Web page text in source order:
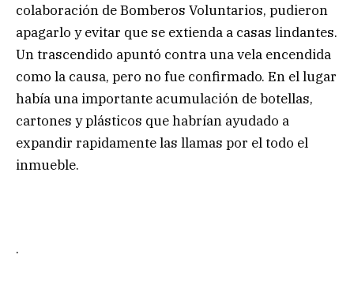
colaboración de Bomberos Voluntarios, pudieron
apagarlo y evitar que se extienda a casas lindantes.
Un trascendido apuntó contra una vela encendida
como la causa, pero no fue confirmado. En el lugar
había una importante acumulación de botellas,
cartones y plásticos que habrían ayudado a
expandir rapidamente las llamas por el todo el
inmueble.
.